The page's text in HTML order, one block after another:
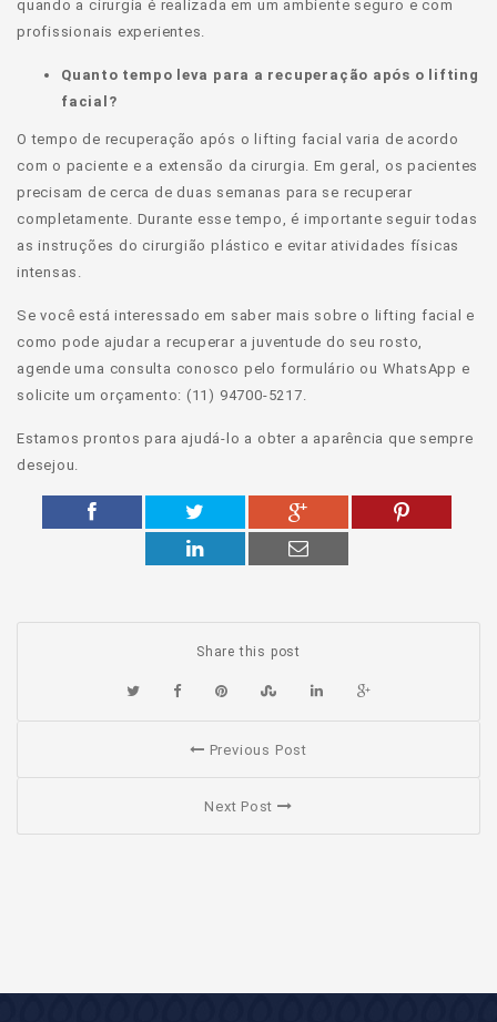
quando a cirurgia é realizada em um ambiente seguro e com
profissionais experientes.
Quanto tempo leva para a recuperação após o lifting
facial?
O tempo de recuperação após o lifting facial varia de acordo
com o paciente e a extensão da cirurgia. Em geral, os pacientes
precisam de cerca de duas semanas para se recuperar
completamente. Durante esse tempo, é importante seguir todas
as instruções do cirurgião plástico e evitar atividades físicas
intensas.
Se você está interessado em saber mais sobre o lifting facial e
como pode ajudar a recuperar a juventude do seu rosto,
agende uma consulta conosco pelo formulário ou WhatsApp e
solicite um orçamento: (11) 94700-5217.
Estamos prontos para ajudá-lo a obter a aparência que sempre
desejou.
Share this post
Previous Post
Next Post